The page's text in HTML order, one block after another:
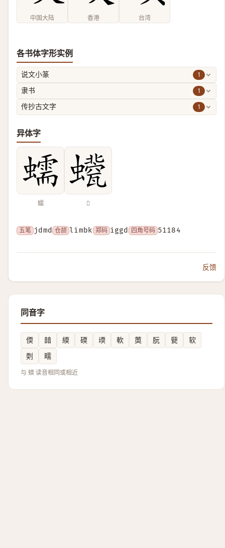
中国大陆 香港 台湾
各书体字形实例
说文小篆 1
隶书 1
传抄古文字 1
异体字
蠕 𧔀
五笔 jdmd 仓颉 limbk 郑码 iggd 四角号码 51184
反馈
同音字
偄 䪭 緛 碝 瑌 軟 䓴 朊 㼱
软
㓴
㽭
与 蝡 读音相同或相近